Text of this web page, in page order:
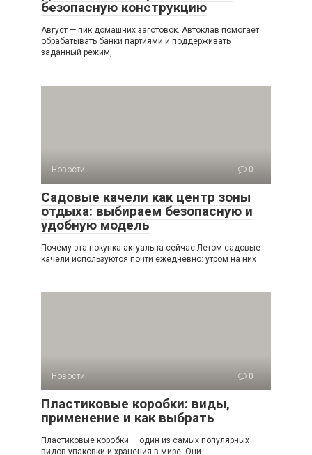
безопасную конструкцию
Август — пик домашних заготовок. Автоклав помогает
обрабатывать банки партиями и поддерживать
заданный режим,
Новости 0
Садовые качели как центр зоны
отдыха: выбираем безопасную и
удобную модель
Почему эта покупка актуальна сейчас Летом садовые
качели используются почти ежедневно: утром на них
Новости 0
Пластиковые коробки: виды,
применение и как выбрать
Пластиковые коробки — один из самых популярных
видов упаковки и хранения в мире. Они